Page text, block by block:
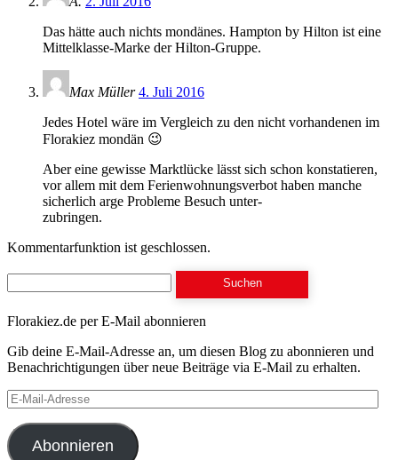
Das hätte auch nichts mondänes. Hampton by Hilton ist eine
Mittelklasse-Marke der Hilton-Gruppe.
Max Müller4. Juli 2016
Jedes Hotel wäre im Vergleich zu den nicht vorhandenen im
Florakiez mondän 😉
Aber eine gewisse Marktlücke lässt sich schon konstatieren,
vor allem mit dem Ferienwohnungsverbot haben manche
sicherlich arge Probleme Besuch unter-
zubringen.
Kommentarfunktion ist geschlossen.
Suchen
nach:
Florakiez.de per E-Mail abonnieren
Gib deine E-Mail-Adresse an, um diesen Blog zu abonnieren und
Benachrichtigungen über neue Beiträge via E-Mail zu erhalten.
E-
Mail-
Adresse
Abonnieren